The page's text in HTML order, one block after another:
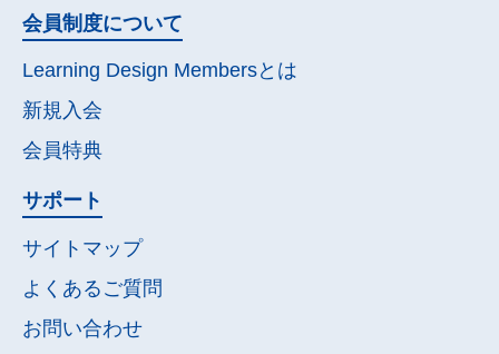
会員制度について
Learning Design Membersとは
新規入会
会員特典
サポート
サイトマップ
よくあるご質問
お問い合わせ